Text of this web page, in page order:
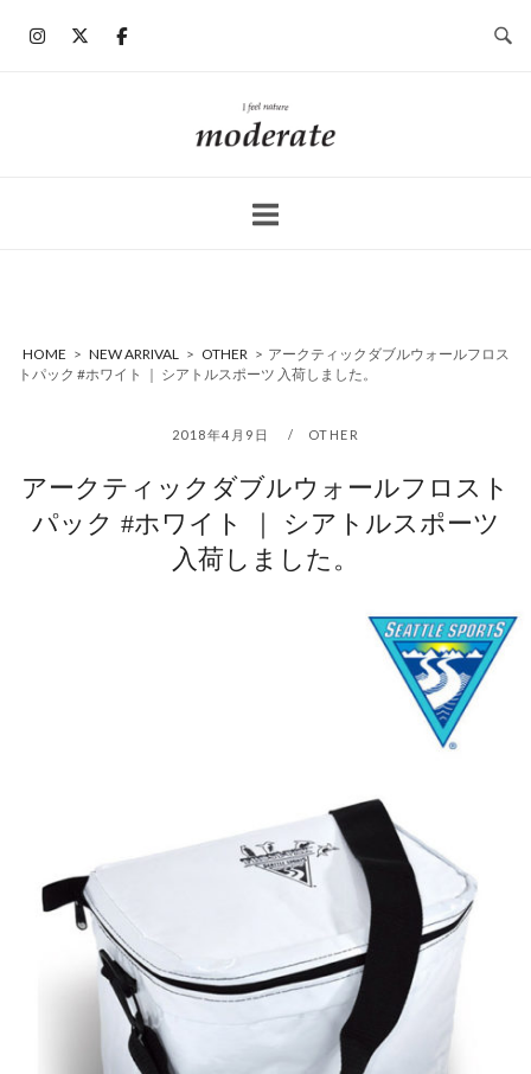
ホ
ー
HOME > NEW ARRIVAL > OTHER > アークティックダブルウォールフロス
トパック #ホワイト ｜ シアトルスポーツ 入荷しました。
2018年4月9日 OTHER
アークティックダブルウォールフロスト
パック #ホワイト ｜ シアトルスポーツ
入荷しました。